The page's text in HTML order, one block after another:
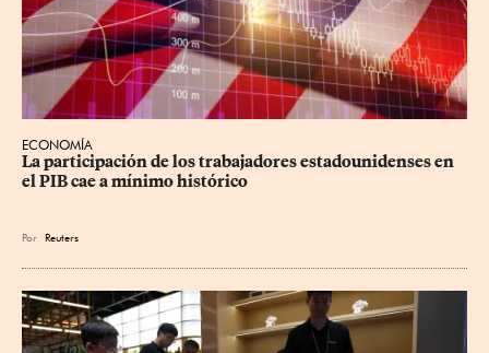
ECONOMÍA
La participación de los trabajadores estadounidenses en
el PIB cae a mínimo histórico
Por Reuters